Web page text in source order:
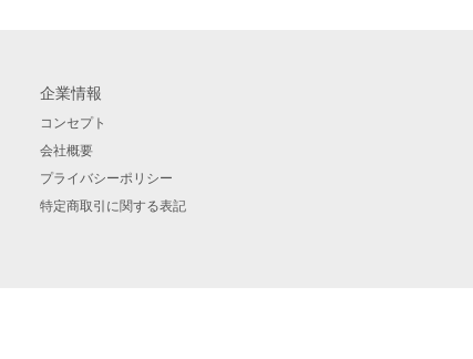
企業情報
コンセプト
会社概要
プライバシーポリシー
特定商取引に関する表記